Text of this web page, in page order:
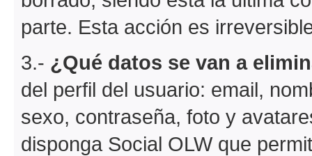
parte. Esta acción es
3.- ¿Qué datos se van a
del perfil del usuario: email,
sexo, contraseña, foto y
disponga Social OLW que